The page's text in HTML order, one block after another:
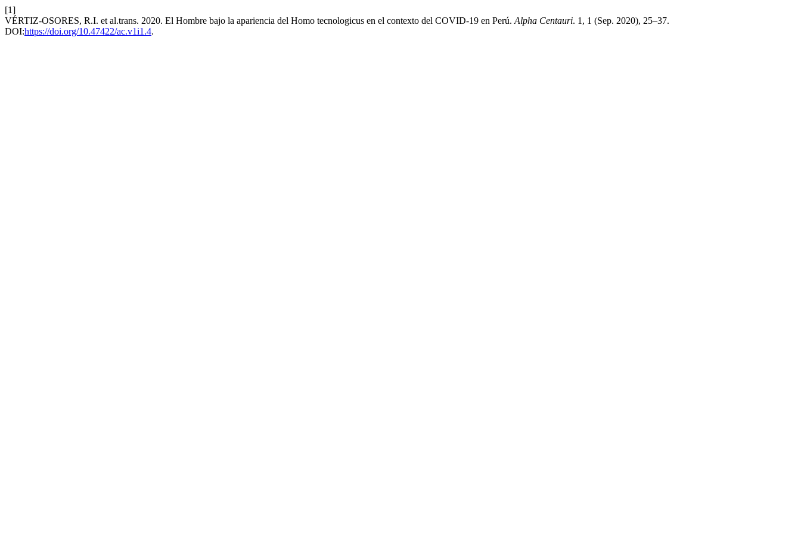
[1]
VÉRTIZ-OSORES, R.I. et al.trans. 2020. El Hombre bajo la apariencia del Homo tecnologicus en el contexto del COVID-19 en Perú. Alpha Centauri. 1, 1 (Sep. 2020), 25–37.
DOI:https://doi.org/10.47422/ac.v1i1.4.